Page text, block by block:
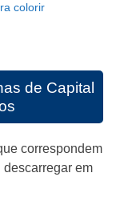
colorir
de Capital
correspondem
em